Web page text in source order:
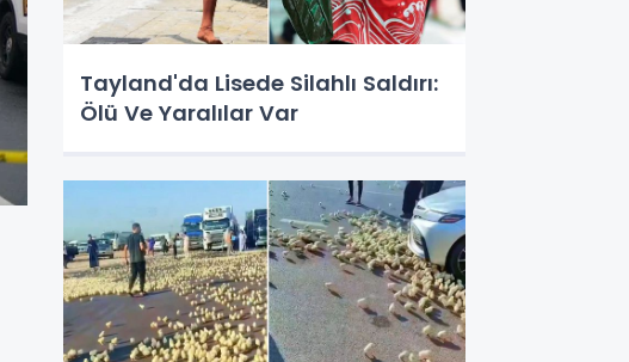
Tayland'da Lisede Silahlı Saldırı:
Ölü Ve Yaralılar Var